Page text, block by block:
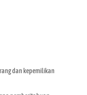
dan kepemilikan